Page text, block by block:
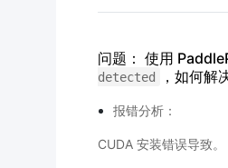
问题： 使用
detected ，如何解
报错分析：
CUDA 安装错误导致。